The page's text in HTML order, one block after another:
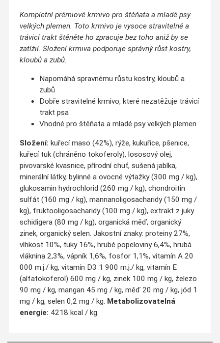
Kompletní prémiové krmivo pro štěňata a mladé psy
velkých plemen. Toto krmivo je vysoce stravitelné a
trávicí trakt štěněte ho zpracuje bez toho aniž by se
zatížil. Složení krmiva podporuje správný růst kostry,
kloubů a zubů.
Napomáhá spravnému růstu kostry, kloubů a
zubů
Dobře stravitelné krmivo, které nezatěžuje trávicí
trakt psa
Vhodné pro štěňata a mladé psy velkých plemen
Složení: kuřecí maso (42%), rýže, kukuřice, pšenice,
kuřecí tuk (chráněno tokoferoly), lososový olej,
pivovarské kvasnice, přírodní chuť, sušená jablka,
minerální látky, bylinné a ovocné výtažky (300 mg / kg),
glukosamin hydrochlorid (260 mg / kg), chondroitin
sulfát (160 mg / kg), mannanoligosacharidy (150 mg /
kg), fruktooligosacharidy (100 mg / kg), extrakt z juky
schidigera (80 mg / kg), organická měď, organický
zinek, organický selen. Jakostní znaky: proteiny 27%,
vlhkost 10%, tuky 16%, hrubé popeloviny 6,4%, hrubá
vláknina 2,3%, vápník 1,6%, fosfor 1,1%, vitamín A 20
000 m.j./ kg, vitamín D3 1 900 m.j./ kg, vitamín E
(alfatokoferol) 600 mg / kg, zinek 100 mg / kg, železo
90 mg / kg, mangan 45 mg / kg, měď 20 mg / kg, jód 1
mg / kg, selen 0,2 mg / kg. Metabolizovatelná
energie: 4218 kcal / kg.